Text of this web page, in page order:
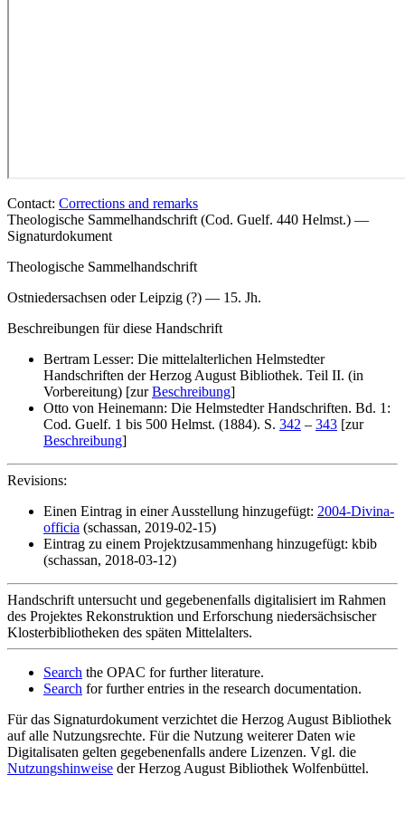
Contact: Corrections and remarks
Theologische Sammelhandschrift (Cod. Guelf. 440 Helmst.) —
Signaturdokument
Theologische Sammelhandschrift
Ostniedersachsen oder Leipzig (?) — 15. Jh.
Beschreibungen für diese Handschrift
Bertram Lesser: Die mittelalterlichen Helmstedter
Handschriften der Herzog August Bibliothek. Teil II. (in
Vorbereitung) [zurBeschreibung]
Otto von Heinemann: Die Helmstedter Handschriften. Bd. 1:
Cod. Guelf. 1 bis 500 Helmst. (1884). S. 342 – 343 [zur
Beschreibung]
Revisions:
Einen Eintrag in einer Ausstellung hinzugefügt: 2004-Divina-
officia (schassan, 2019-02-15)
Eintrag zu einem Projektzusammenhang hinzugefügt: kbib
(schassan, 2018-03-12)
Handschrift untersucht und gegebenenfalls digitalisiert im Rahmen
des Projektes Rekonstruktion und Erforschung niedersächsischer
Klosterbibliotheken des späten Mittelalters.
Search the OPAC for further literature.
Search for further entries in the research documentation.
Für das Signaturdokument verzichtet die Herzog August Bibliothek
auf alle Nutzungsrechte. Für die Nutzung weiterer Daten wie
Digitalisaten gelten gegebenenfalls andere Lizenzen. Vgl. die
Nutzungshinweise der Herzog August Bibliothek Wolfenbüttel.